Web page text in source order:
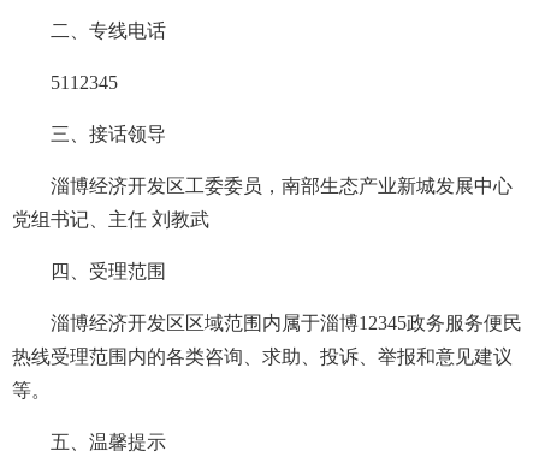
二、专线电话
5112345
三、接话领导
淄博经济开发区工委委员，南部生态产业新城发展中心
党组书记、主任 刘教武
四、受理范围
淄博经济开发区区域范围内属于淄博12345政务服务便民
热线受理范围内的各类咨询、求助、投诉、举报和意见建议
等。
五、温馨提示